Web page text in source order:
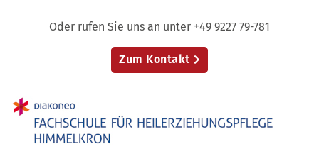
Oder rufen Sie uns an unter +49 9227 79-781
Zum Kontakt